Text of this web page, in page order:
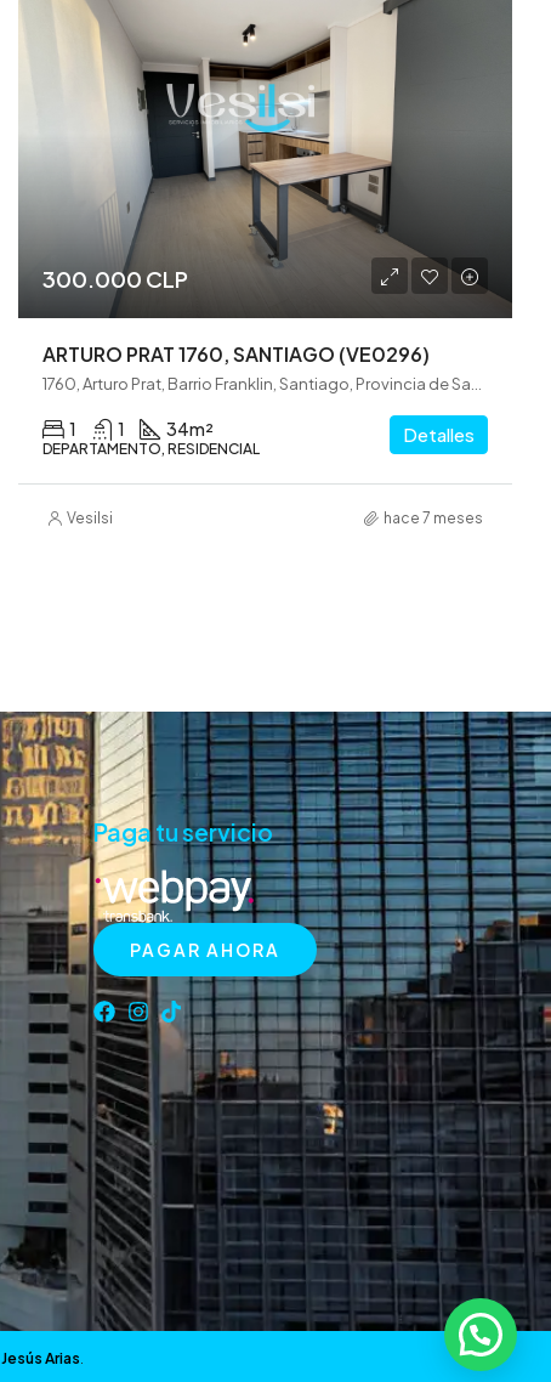
300.000 CLP
ARTURO PRAT 1760, SANTIAGO (VE0296)
1 1 34m²
DEPARTAMENTO, RESIDENCIAL
Detalles
Vesilsi hace 7 meses
Paga tu servicio
PAGAR AHORA
Jesús Arias.